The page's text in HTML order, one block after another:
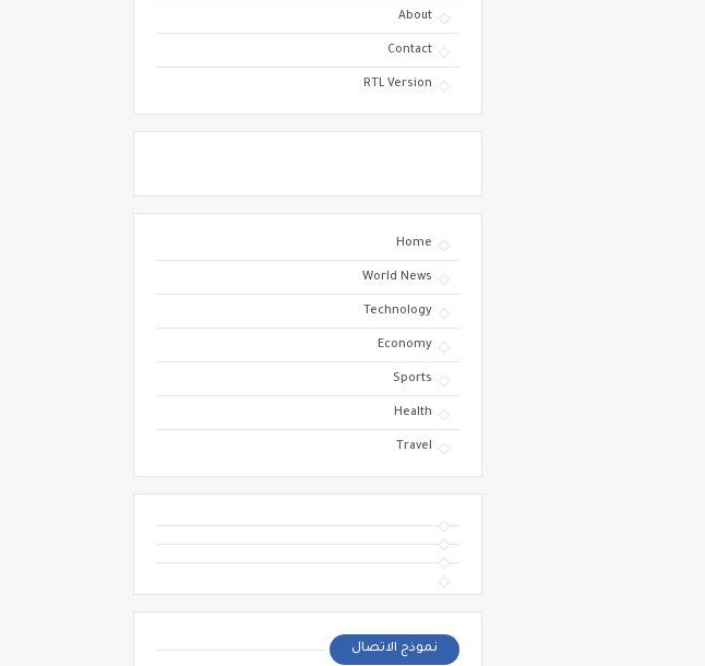
About
Contact
RTL Version
Home
World News
Technology
Economy
Sports
Health
Travel
نموذج الاتصال